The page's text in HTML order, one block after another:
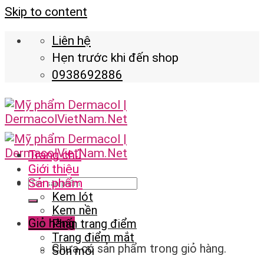
Skip to content
Liên hệ
Hẹn trước khi đến shop
0938692886
Giỏ hàng
Chưa có sản phẩm trong giỏ hàng.
Trang chủ
Giới thiệu
Sản phẩm
Kem lót
Kem nền
Phấn trang điểm
Trang điểm mắt
Son môi